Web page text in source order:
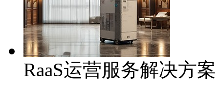
RaaS运营服务解决方案